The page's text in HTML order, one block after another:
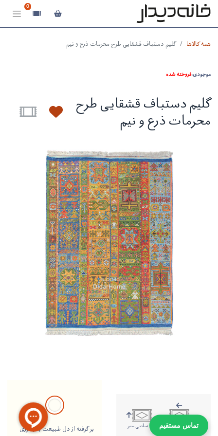
0
همه کالاها گلیم دستباف قشقایی طرح محرمات ذرع و نیم
موجودی:فروخته شده
گلیم دستباف قشقایی طرح
محرمات ذرع و نیم
157 سانتی متر 116 سانتی متر
بر گرفته از دل طبیعت با رنگرزی
تماس مستقیم